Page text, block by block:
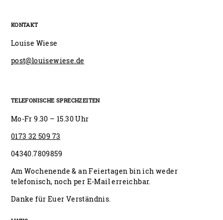
KONTAKT
Louise Wiese
post@louisewiese.de
TELEFONISCHE SPRECHZEITEN
Mo-Fr 9.30 – 15.30 Uhr
0173 32 509 73
04340.7809859
Am Wochenende & an Feiertagen bin ich weder
telefonisch, noch per E-Mail erreichbar.
Danke für Euer Verständnis.